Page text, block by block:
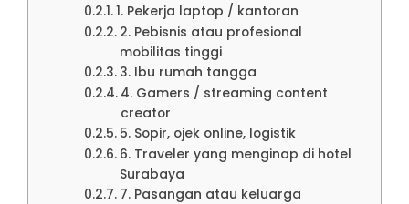
1. Pekerja laptop / kantoran
2. Pebisnis atau profesional
mobilitas tinggi
3. Ibu rumah tangga
4. Gamers / streaming content
creator
5. Sopir, ojek online, logistik
6. Traveler yang menginap di hotel
Surabaya
7. Pasangan atau keluarga